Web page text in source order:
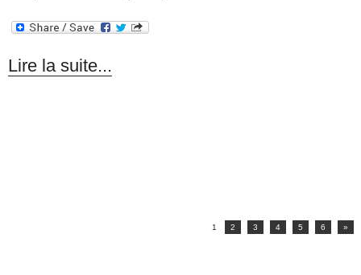
Lire la suite...
1 2 3 4 5 6 »